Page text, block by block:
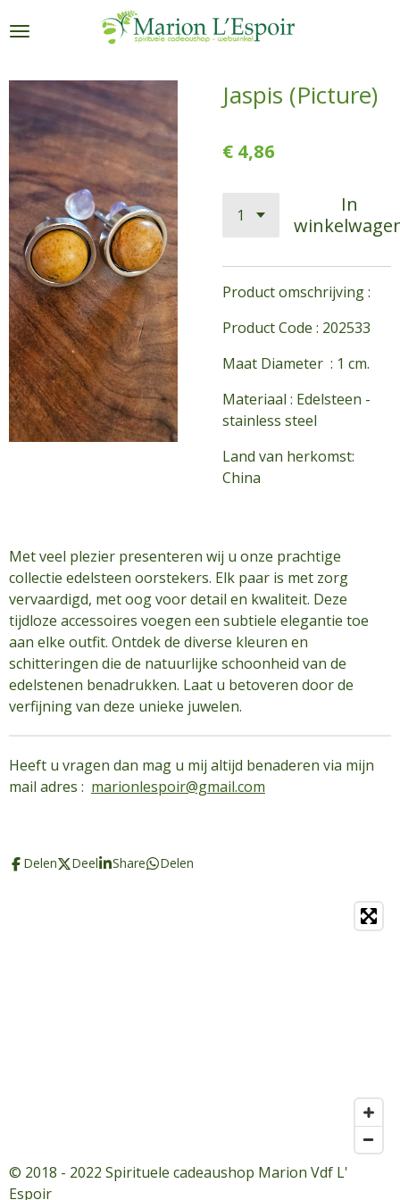
direct
de
hoofdinhoud
Jaspis (Picture)
€ 4,86
In
Product omschrijving :
Product Code : 202533
Maat Diameter : 1 cm.
Materiaal : Edelsteen -
stainless steel
Land van herkomst:
China
Met veel plezier presenteren wij u onze prachtige
collectie edelsteen oorstekers. Elk paar is met zorg
vervaardigd, met oog voor detail en kwaliteit. Deze
tijdloze accessoires voegen een subtiele elegantie toe
aan elke outfit. Ontdek de diverse kleuren en
schitteringen die de natuurlijke schoonheid van de
edelstenen benadrukken. Laat u betoveren door de
verfijning van deze unieke juwelen.
Heeft u vragen dan mag u mij altijd benaderen via mijn
mail adres : marionlespoir@gmail.com
Delen Deel Share Delen
© 2018 - 2022 Spirituele cadeaushop Marion Vdf L'
Espoir